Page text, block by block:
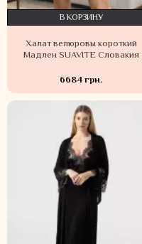
Халат велюровы короткий
Мадлен SUAVITE Словакия
6684 грн.
В КОРЗИНУ